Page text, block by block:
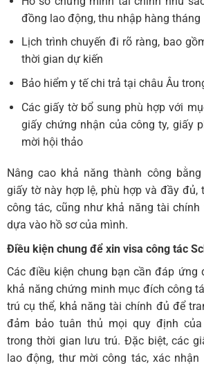
đồng lao động, thu nhập hàng tháng
Lịch trình chuyến đi rõ ràng, bao
thời gian dự kiến
Bảo hiểm y tế chi trả tại châu Âu
Các giấy tờ bổ sung phù hợp với
giấy chứng nhận của công ty, giấy
mời hội thảo
Nâng cao khả năng thành công
giấy tờ này hợp lệ, phù hợp và đầy đủ,
công tác, cũng như khả năng tài
dựa vào hồ sơ của mình.
Điều kiện chung để xin visa công tác
Các điều kiện chung bạn cần đáp ứng
khả năng chứng minh mục đích công
trú cụ thể, khả năng tài chính đủ để
đảm bảo tuân thủ mọi quy định của
trong thời gian lưu trú. Đặc biệt, các
lao động, thư mời công tác, xác